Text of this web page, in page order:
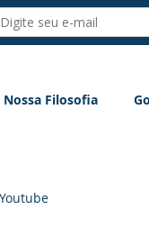
Nossa Filosofia